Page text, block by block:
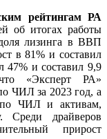
рейтингам РА
об итогах работы
лизинга в ВВП
в 81% и составил
47% и составил 9,9
«Эксперт РА»
ЧИЛ за 2023 год, а
ЧИЛ и активам,
Среди драйверов
прирост